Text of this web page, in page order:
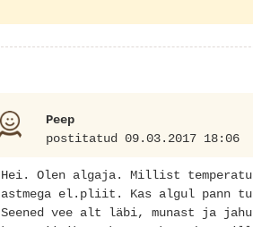
Peep
postitatud 09.03.2017 18:06
Hei. Olen algaja. Millist
astmega el.pliit. Kas algul pann
Seened vee alt läbi, munast ja